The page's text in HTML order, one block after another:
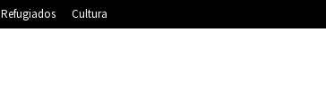
Refugiados Cultura